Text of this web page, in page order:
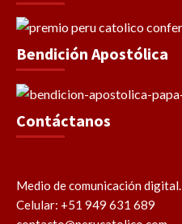
Bendición Apostólica
Contáctanos
Medio de comunicación digital.
Celular: +51 949 631 689